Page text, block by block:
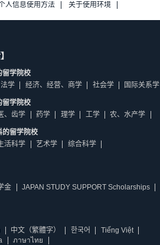
人信息使用方法 关于使用环境
留学院校
法学 经济、经营、商学 社会学 国际关系学
留学院校
、齿学 药学 理学 工学 农、水产学
的留学院校
活科学 艺术学 综合科学
金 JAPAN STUDY SUPPORT Scholarships
中文（繁體字） 한국어
Tiếng Việt
ภาษาไทย